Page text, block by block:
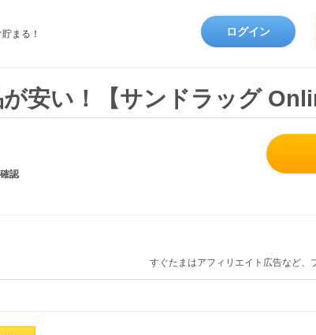
まる！ ログイン
安い！【サンドラッグ
認
すぐたまはアフィリエイト広告など、